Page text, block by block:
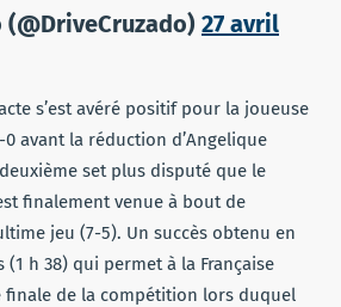
27 avril
s’est avéré positif pour la joueuse
avant la réduction d’Angelique
deuxième set plus disputé que le
finalement venue à bout de
jeu (7-5). Un succès obtenu en
h 38) qui permet à la Française
finale de la compétition lors duquel